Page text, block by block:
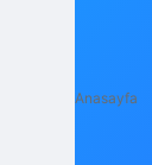
Anasayfa